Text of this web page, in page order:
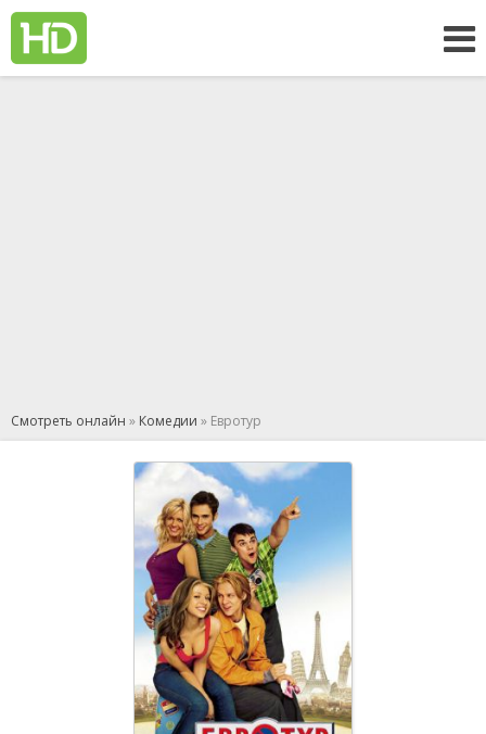
Смотреть онлайн » Комедии » Евротур